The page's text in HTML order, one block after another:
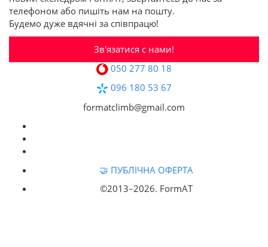
телефоном або пишіть нам на пошту.
Будемо дуже вдячні за співпрацю!
Зв'язатися с нами!
050 277 80 18
096 180 53 67
formatclimb@gmail.com
🤝 ПУБЛІЧНА ОФЕРТА
©2013‒2026. FormAT